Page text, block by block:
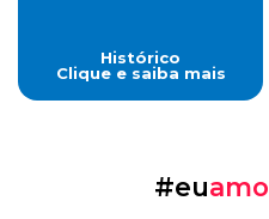
Histórico
Clique e saiba mais
#euamo